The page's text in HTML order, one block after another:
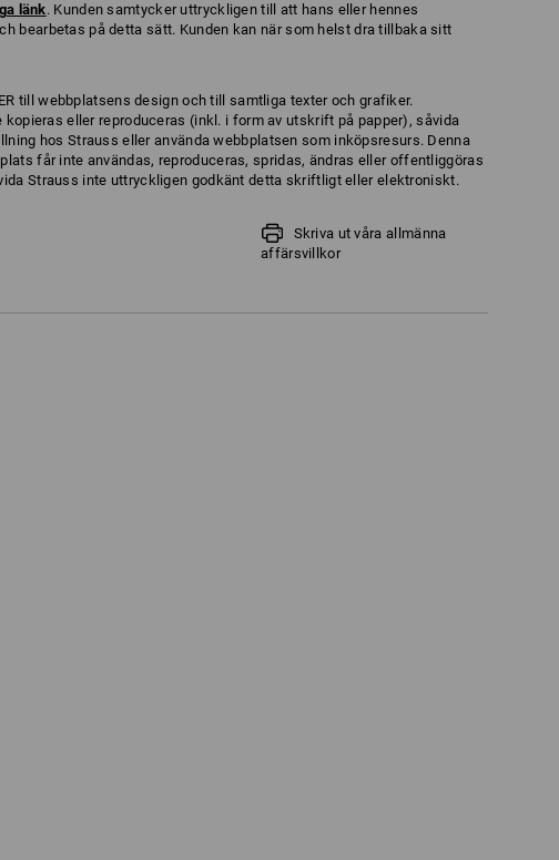
länk. Kunden samtycker uttryckligen till att hans eller hennes
bearbetas på detta sätt. Kunden kan när som helst dra tillbaka sitt
till webbplatsens design och till samtliga texter och grafiker.
eller reproduceras (inkl. i form av utskrift på papper), såvida
hos Strauss eller använda webbplatsen som inköpsresurs. Denna
får inte användas, reproduceras, spridas, ändras eller offentliggöras
Strauss inte uttryckligen godkänt detta skriftligt eller elektroniskt.
Skriva ut våra allmänna
affärsvillkor